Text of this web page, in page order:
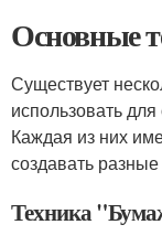
Основные
Существует
использовать
Каждая из них
создавать
Техника